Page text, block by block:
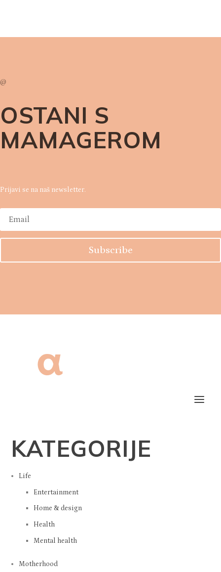
@
OSTANI S
MAMAGEROM
Prijavi se na naš newsletter.
Subscribe
KATEGORIJE
Life
Entertainment
Home & design
Health
Mental health
Motherhood